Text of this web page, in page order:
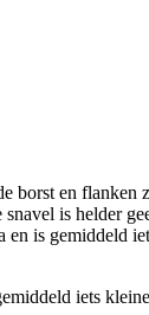
borst en
is helder
is gemiddeld
iets